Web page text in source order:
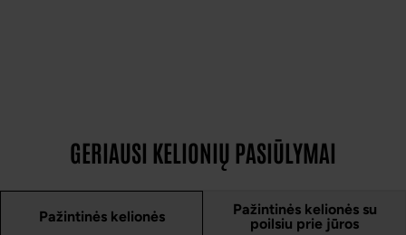
GERIAUSI KELIONIŲ PASIŪLYMAI
Pažintinės kelionės
Pažintinės kelionės su
poilsiu prie jūros